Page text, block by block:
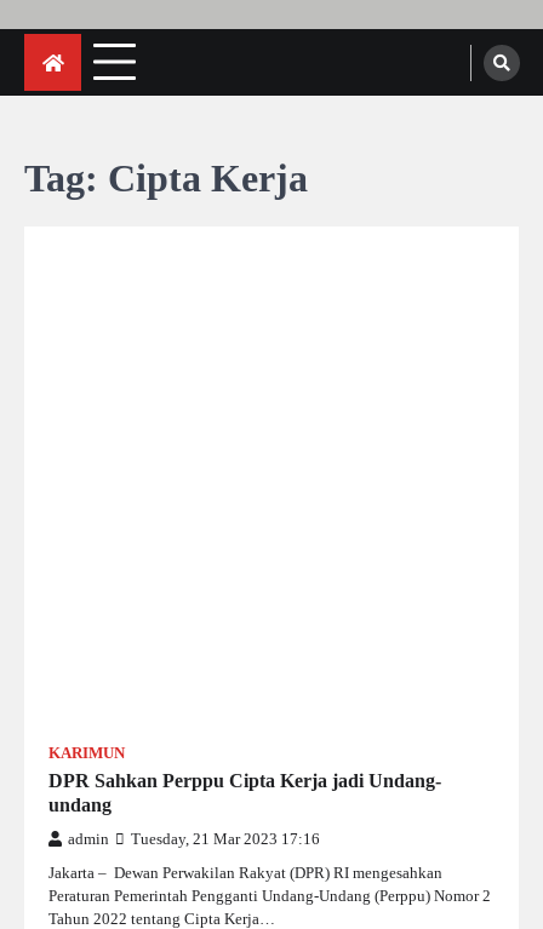
Tag: Cipta Kerja
KARIMUN
DPR Sahkan Perppu Cipta Kerja jadi Undang-
undang
admin Tuesday, 21 Mar 2023 17:16
Jakarta – Dewan Perwakilan Rakyat (DPR) RI mengesahkan
Peraturan Pemerintah Pengganti Undang-Undang (Perppu) Nomor 2
Tahun 2022 tentang Cipta Kerja…